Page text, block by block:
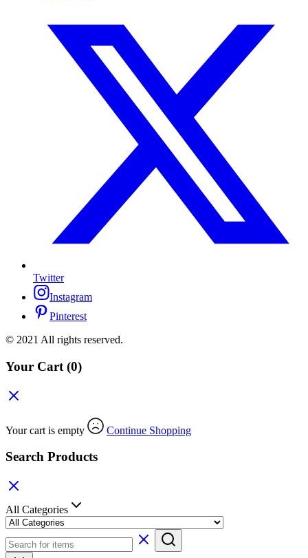
Twitter
Instagram
Pinterest
© 2021 All rights reserved.
Your Cart (0)
Your cart is empty Continue Shopping
Search Products
All Categories